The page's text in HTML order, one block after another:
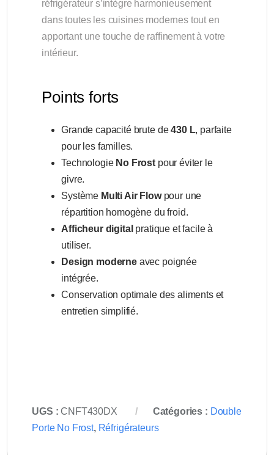
réfrigérateur s’intègre harmonieusement
dans toutes les cuisines modernes tout en
apportant une touche de raffinement à votre
intérieur.
Points forts
Grande capacité brute de430 L, parfaite
pour les familles.
Technologie No Frost pour éviter le
givre.
Système Multi Air Flowpour une
répartition homogène du froid.
Afficheur digital pratique et facile à
utiliser.
Design moderneavec poignée
intégrée.
Conservation optimale des aliments et
entretien simplifié.
UGS :CNFT430DX Catégories : Double
Porte No Frost, Réfrigérateurs